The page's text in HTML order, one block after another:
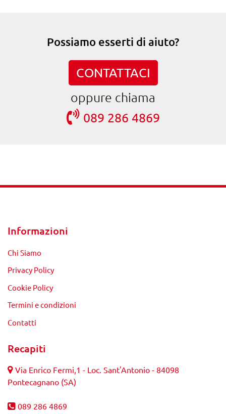
Possiamo esserti di aiuto?
CONTATTACI
oppure chiama
089 286 4869
Informazioni
Chi Siamo
Privacy Policy
Cookie Policy
Termini e condizioni
Contatti
Recapiti
Via Enrico Fermi,1 - Loc. Sant'Antonio - 84098
Pontecagnano (SA)
089 286 4869